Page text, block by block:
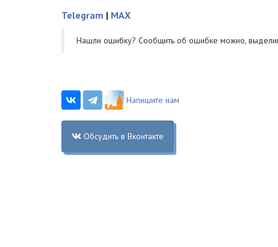
Telegram | MAX
Нашли ошибку? Cообщить об ошибке можно,
Напишите нам
Обсудить в Вконтакте